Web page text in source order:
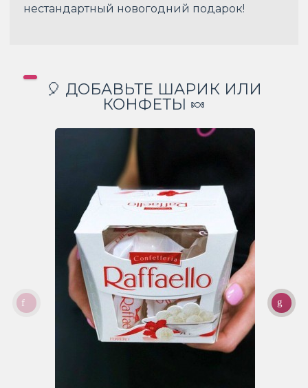
нестандартный новогодний подарок!
🎈 ДОБАВЬТЕ ШАРИК ИЛИ
КОНФЕТЫ 🍬